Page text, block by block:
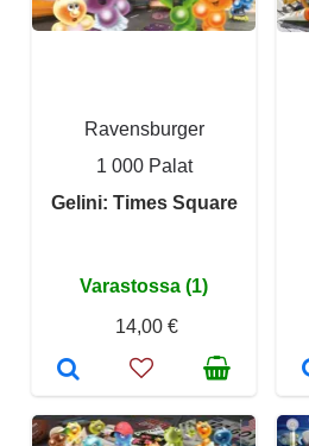
Ravensburger
1 000 Palat
Gelini: Times Square
Varastossa (1)
14,00 €